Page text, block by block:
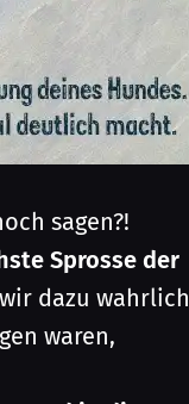
sagen?!
Sprosse der
dazu wahrlich
waren,